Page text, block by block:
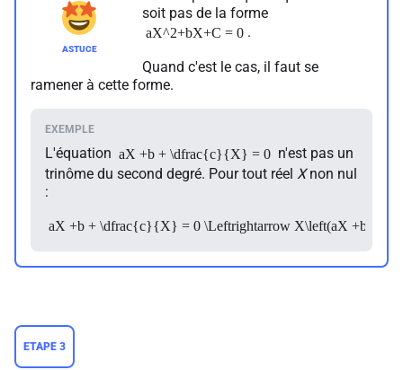
soit pas de la forme
aX^2+bX+C = 0 .
Quand c'est le cas, il faut se
ramener à cette forme.
L'équation aX +b + \dfrac{c}{X} = 0 n'est pas un
trinôme du second degré. Pour tout réel Xnon nul
:
aX +b + \dfrac{c}{X} = 0 \Leftrightarrow X\left(aX +b +
ETAPE 3